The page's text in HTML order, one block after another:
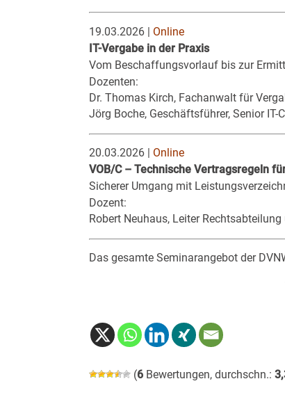
19.03.2026 | Online
IT-Vergabe in der Praxis
Vom Beschaffungsvorlauf bis zur
Dozenten:
Dr. Thomas Kirch, Fachanwalt für
Jörg Boche, Geschäftsführer, Senior
20.03.2026 | Online
VOB/C – Technische Vertragsregeln
Sicherer Umgang mit
Dozent:
Robert Neuhaus, Leiter
Das gesamte Seminarangebot der
(6 Bewertungen, durchschn.: